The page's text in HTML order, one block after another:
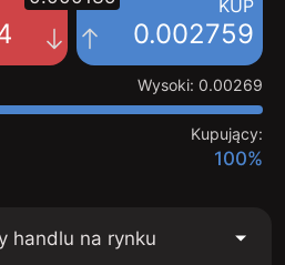
KUP
0.002759
Wysoki: 0.00269
Kupujący:
100%
handlu na rynku